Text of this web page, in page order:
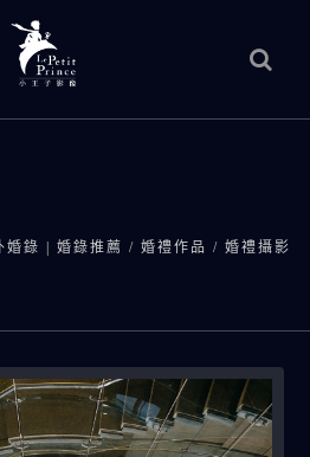
婚錄 | 婚錄推薦 / 婚禮作品 / 婚禮攝影